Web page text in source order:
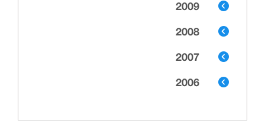
2009
2008
2007
2006